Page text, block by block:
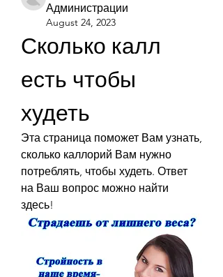
Администрации
August 24, 2023
Сколько калл
есть чтобы
худеть
Эта страница поможет Вам узнать,
сколько каллорий Вам нужно
потреблять, чтобы худеть. Ответ
на Ваш вопрос можно найти
здесь!